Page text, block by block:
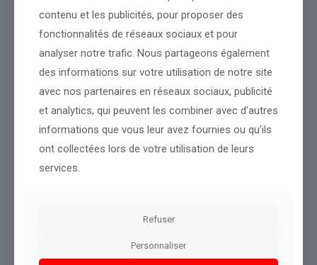
Source :www.cnews.fr
Conclusion :Notre rédaction reste attentive à l'évolution de
cette actualité.
Partager le contenu
Dans le même thème
contenu et les publicités, pour proposer des
fonctionnalités de réseaux sociaux et pour
analyser notre trafic. Nous partageons également
des informations sur votre utilisation de notre site
avec nos partenaires en réseaux sociaux, publicité
et analytics, qui peuvent les combiner avec d’autres
informations que vous leur avez fournies ou qu’ils
ont collectées lors de votre utilisation de leurs
services.
Refuser
Personnaliser